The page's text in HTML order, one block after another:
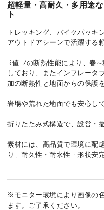
超軽量・高耐久・多用途
ト
トレッキング、バイクパッキ
アウトドアシーンで活躍する
R値1.7の断熱性能により、春
しており、またインフレータ
加の断熱性と地面からの保護
岩場や荒れた地面でも安心し
折りたたみ式構造で、設営・
素材には、高品質で環境に配
り、耐久性・耐水性・形状安
※モニター環境により画像の
ます。ご了承ください。